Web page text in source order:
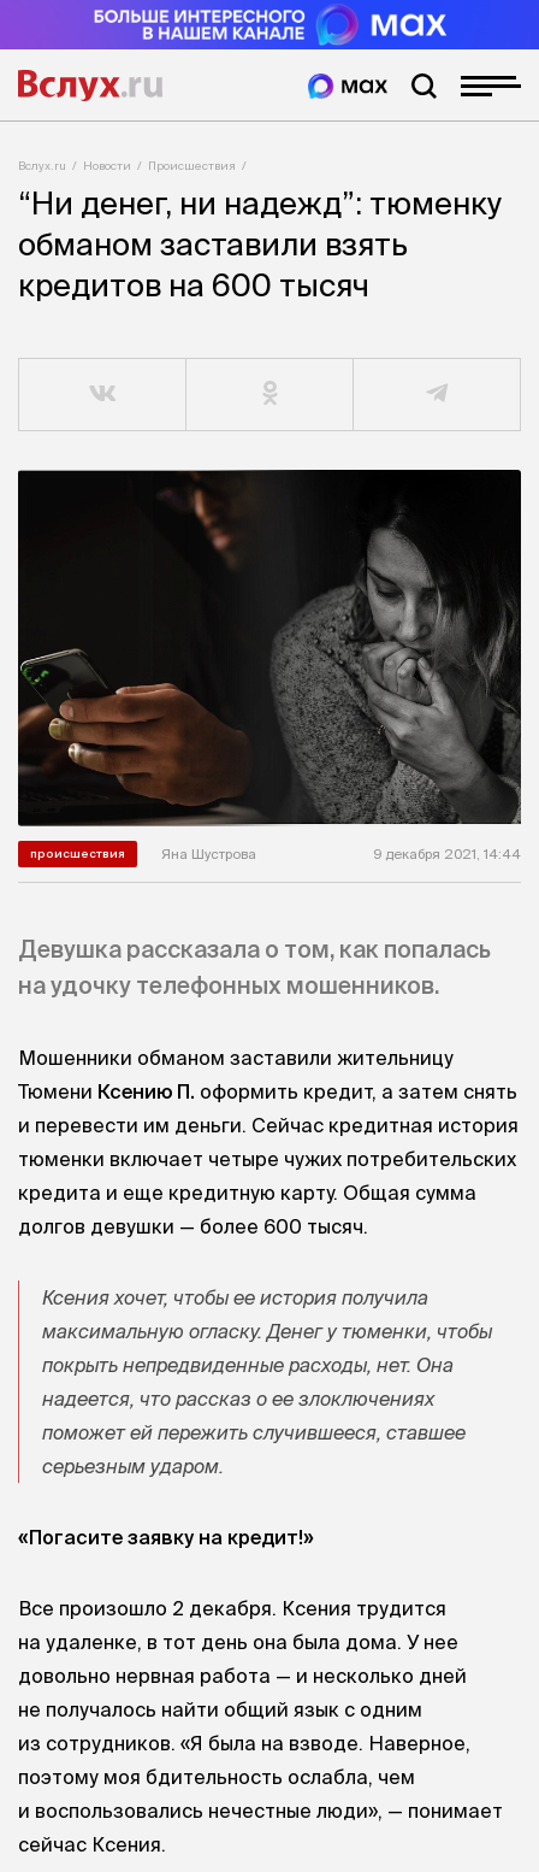
Вслух.ru Новости Происшествия
“Ни денег, ни надежд”: тюменку
обманом заставили взять
кредитов на 600 тысяч
происшествия Яна Шустрова 9 декабря 2021, 14:44
Девушка рассказала о том, как попалась
на удочку телефонных мошенников.
Мошенники обманом заставили жительницу
Тюмени Ксению П. оформить кредит, а затем снять
и перевести им деньги. Сейчас кредитная история
тюменки включает четыре чужих потребительских
кредита и еще кредитную карту. Общая сумма
долгов девушки — более 600 тысяч.
Ксения хочет, чтобы ее история получила
максимальную огласку. Денег у тюменки, чтобы
покрыть непредвиденные расходы, нет. Она
надеется, что рассказ о ее злоключениях
поможет ей пережить случившееся, ставшее
серьезным ударом.
«Погасите заявку на кредит!»
Все произошло 2 декабря. Ксения трудится
на удаленке, в тот день она была дома. У нее
довольно нервная работа — и несколько дней
не получалось найти общий язык с одним
из сотрудников. «Я была на взводе. Наверное,
поэтому моя бдительность ослабла, чем
и воспользовались нечестные люди», — понимает
сейчас Ксения.